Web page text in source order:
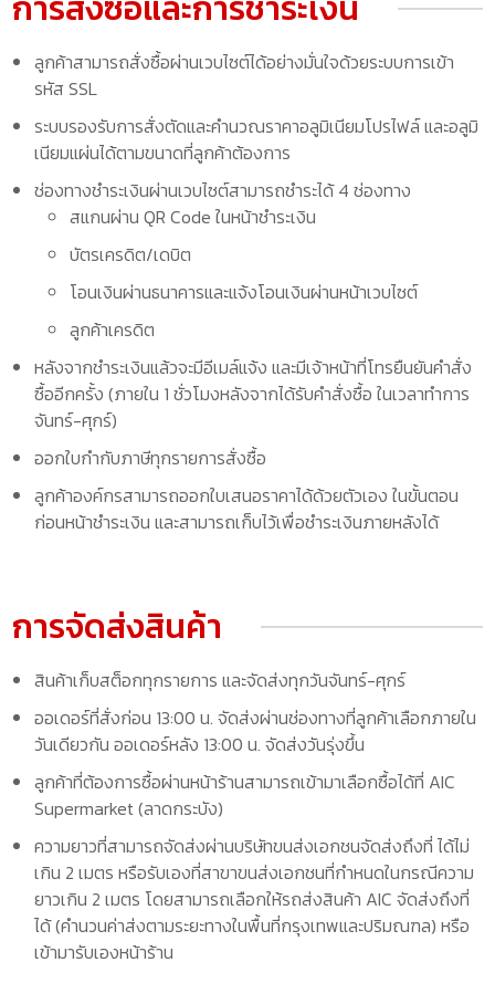
ลูกค้าสามารถสั่งซื้อผ่านเวบไซต์ได้อย่างมั่นใจด้วยระบบการเข้า
รหัส SSL
ระบบรองรับการสั่งตัดและคำนวณราคาอลูมิเนียมโปรไฟล์ และอลูมิ
เนียมแผ่นได้ตามขนาดที่ลูกค้าต้องการ
ช่องทางชำระเงินผ่านเวบไซต์สามารถชำระได้ 4 ช่องทาง
สแกนผ่าน QR Code ในหน้าชำระเงิน
บัตรเครดิต/เดบิต
โอนเงินผ่านธนาคารและแจ้งโอนเงินผ่านหน้าเวบไซต์
ลูกค้าเครดิต
หลังจากชำระเงินแล้วจะมีอีเมล์แจ้ง และมีเจ้าหน้าที่โทรยืนยันคำสั่ง
ซื้ออีกครั้ง (ภายใน 1 ชั่วโมงหลังจากได้รับคำสั่งซื้อ ในเวลาทำการ
จันทร์-ศุกร์)
ออกใบกำกับภาษีทุกรายการสั่งซื้อ
ลูกค้าองค์กรสามารถออกใบเสนอราคาได้ด้วยตัวเอง ในขั้นตอน
ก่อนหน้าชำระเงิน และสามารถเก็บไว้เพื่อชำระเงินภายหลังได้
การจัดส่งสินค้า
สินค้าเก็บสต็อกทุกรายการ และจัดส่งทุกวันจันทร์-ศุกร์
ออเดอร์ที่สั่งก่อน 13:00 น. จัดส่งผ่านช่องทางที่ลูกค้าเลือกภายใน
วันเดียวกัน ออเดอร์หลัง 13:00 น. จัดส่งวันรุ่งขึ้น
ลูกค้าที่ต้องการซื้อผ่านหน้าร้านสามารถเข้ามาเลือกซื้อได้ที่ AIC
Supermarket (ลาดกระบัง)
ความยาวที่สามารถจัดส่งผ่านบริษัทขนส่งเอกชนจัดส่งถึงที่ ได้ไม่
เกิน 2 เมตร หรือรับเองที่สาขาขนส่งเอกชนที่กำหนดในกรณีความ
ยาวเกิน 2 เมตร โดยสามารถเลือกให้รถส่งสินค้า AIC จัดส่งถึงที่
ได้ (คำนวนค่าส่งตามระยะทางในพื้นที่กรุงเทพและปริมณฑล) หรือ
เข้ามารับเองหน้าร้าน